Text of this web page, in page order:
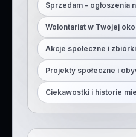
Sprzedam – ogłoszenia
Wolontariat w Twojej
Akcje społeczne i zbiórki
Projekty społeczne i
Ciekawostki i historie